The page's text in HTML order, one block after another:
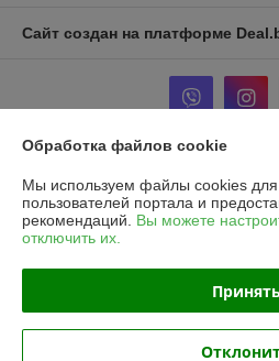
Сайт создан на платформе
Информация для покупателя
Юридическое лицо: Частное унитарное
220140, г. Минск, ул. Лещинского, 14А,
Регистрационный орган: Минский
Обработка файлов cookie
Мы используем файлы cookies для
пользователей портала и
рекомендаций. Вы можете
отключить их.
Принять